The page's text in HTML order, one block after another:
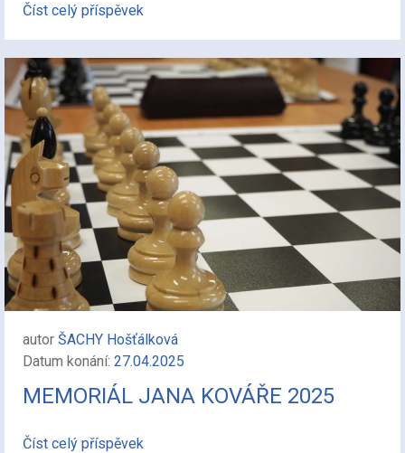
Číst celý příspěvek
autor ŠACHY Hošťálková
Datum konání: 27.04.2025
MEMORIÁL JANA KOVÁŘE 2025
Číst celý příspěvek